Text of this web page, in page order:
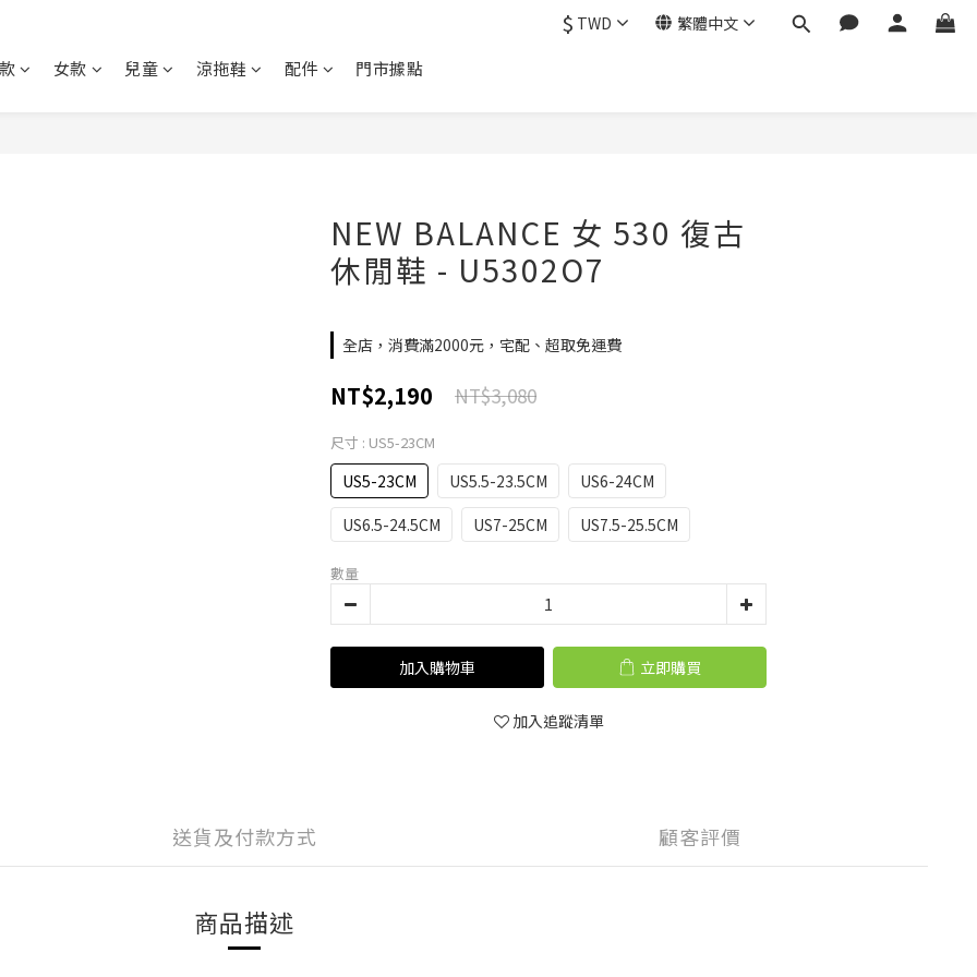
$ TWD 繁體中文
女款 兒童 涼拖鞋 配件 門市據點
NEW BALANCE 女 530 復古
休閒鞋 - U5302O7
全店，消費滿2000元，宅配、超取免運費
NT$2,190 NT$3,080
尺寸 : US5-23CM
US5-23CM US5.5-23.5CM
US6-24CM
US6.5-24.5CM
US7-25CM US7.5-25.5CM
數量
加入購物車 立即購買
加入追蹤清單
送貨及付款方式 顧客評價
商品描述